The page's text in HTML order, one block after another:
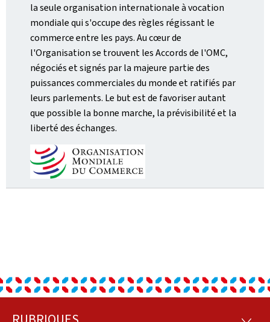
la seule organisation internationale à vocation
mondiale qui s'occupe des règles régissant le
commerce entre les pays. Au cœur de
l'Organisation se trouvent les Accords de l'OMC,
négociés et signés par la majeure partie des
puissances commerciales du monde et ratifiés par
leurs parlements. Le but est de favoriser autant
que possible la bonne marche, la prévisibilité et la
liberté des échanges.